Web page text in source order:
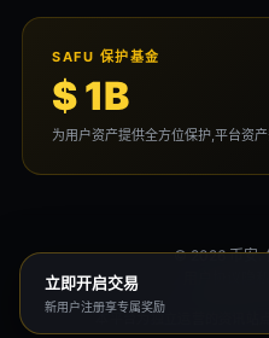
SAFU 保护基金
$ 1B
为用户资产提供全方位保护,平台资
© 2026 币安.
立即开启交易
新用户注册享专属奖励